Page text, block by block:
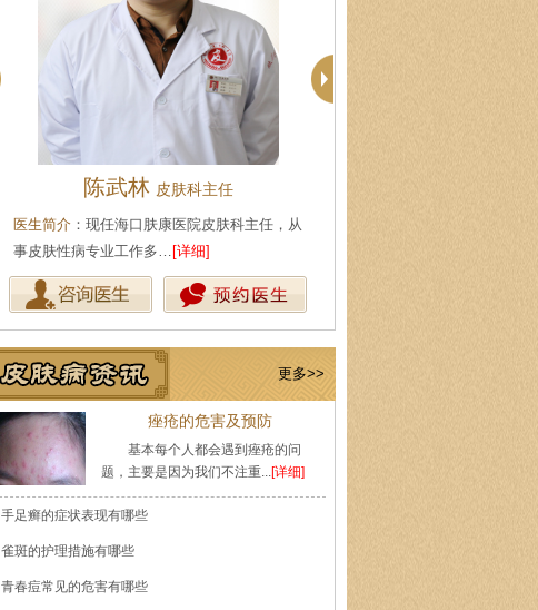
陈武林 皮肤科主任
医生简介 ：现任海口肤康医院皮肤科主任，从
事皮肤性病专业工作多… [详细]
更多>>
痤疮的危害及预防
基本每个人都会遇到痤疮的问
题，主要是因为我们不注重...[详细]
手足癣的症状表现有哪些
雀斑的护理措施有哪些
青春痘常见的危害有哪些